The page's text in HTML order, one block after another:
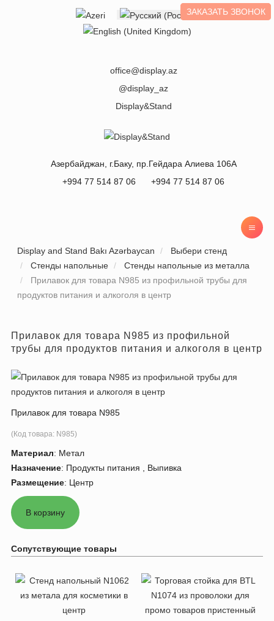
ЗАКАЗАТЬ ЗВОНОК
office@display.az
@display_az
Display&Stand
Азербайджан , г.Баку, пр.Гейдара Алиева 106А
+994 77 514 87 06
+994 77 514 87 06
Display and Stand Bakı Azərbaycan
Выбери стенд
Стенды напольные
Стенды напольные из металла
Прилавок для товара N985 из профильной трубы для
продуктов питания и алкоголя в центр
Прилавок для товара N985 из профильной
трубы для продуктов питания и алкоголя в центр
Прилавок для товара N985
(Код товара: N985)
Материал: Метал
Назначение: Продукты питания , Выпивка
Размещение: Центр
Сопутствующие товары